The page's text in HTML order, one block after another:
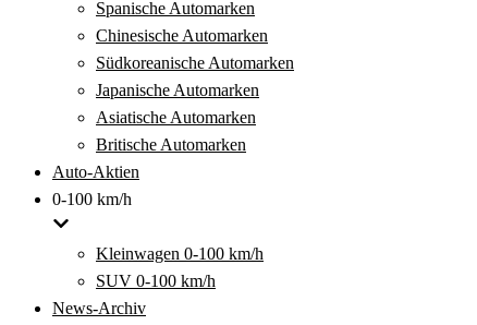
Spanische Automarken
Chinesische Automarken
Südkoreanische Automarken
Japanische Automarken
Asiatische Automarken
Britische Automarken
Auto-Aktien
0-100 km/h
Kleinwagen 0-100 km/h
SUV 0-100 km/h
News-Archiv